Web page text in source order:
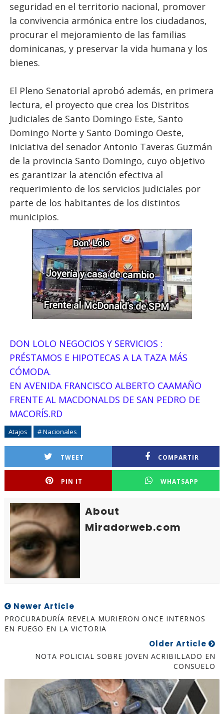
seguridad en el territorio nacional, promover
la convivencia armónica entre los ciudadanos,
procurar el mejoramiento de las familias
dominicanas, y preservar la vida humana y los
bienes.
El Pleno Senatorial aprobó además, en primera
lectura, el proyecto que crea los Distritos
Judiciales de Santo Domingo Este, Santo
Domingo Norte y Santo Domingo Oeste,
iniciativa del senador Antonio Taveras Guzmán
de la provincia Santo Domingo, cuyo objetivo
es garantizar la atención efectiva al
requerimiento de los servicios judiciales por
parte de los habitantes de los distintos
municipios.
DON LOLO NEGOCIOS Y SERVICIOS :
PRÉSTAMOS E HIPOTECAS A LA TAZA MÁS
CÓMODA.
EN AVENIDA FRANCISCO ALBERTO CAAMAÑO
FRENTE AL MACDONALDS DE SAN PEDRO DE
MACORÍS.RD
Atajos # Nacionales
TWEET COMPARTIR
PIN IT WHATSAPP
About
Miradorweb.com
Newer Article
PROCURADURÍA REVELA MURIERON ONCE INTERNOS
EN FUEGO EN LA VICTORIA
Older Article
NOTA POLICIAL SOBRE JOVEN ACRIBILLADO EN
CONSUELO